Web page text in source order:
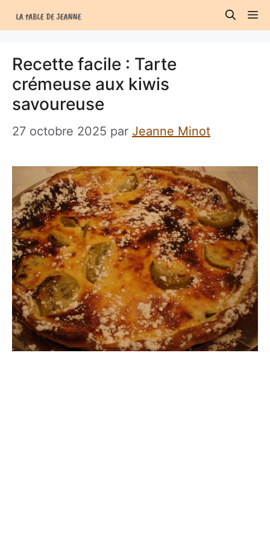
au
Recette facile : Tarte
crémeuse aux kiwis
savoureuse
27 octobre 2025 par Jeanne Minot